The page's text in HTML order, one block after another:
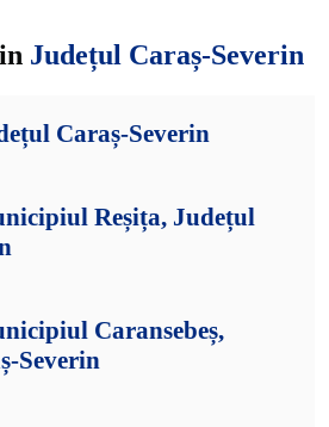
Județul Caraș-Severin
Caraș-Severin
Reșița, Județul
Caransebeș,
Severin